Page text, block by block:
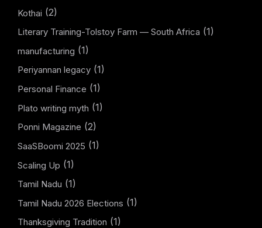
Kothai (2)
Literary Training-Tolstoy Farm — South Africa (1)
manufacturing (1)
Periyannan legacy (1)
Personal Finance (1)
Plato writing myth (1)
Ponni Magazine (2)
SaaSBoomi 2025 (1)
Scaling Up (1)
Tamil Nadu (1)
Tamil Nadu 2026 Elections (1)
Thanksgiving Tradition (1)